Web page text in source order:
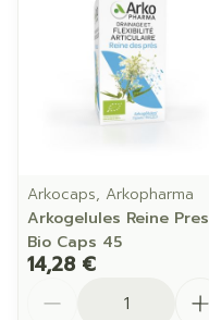
Arkocaps, Arkopharma
Arkogelules Reine Pres
Bio Caps 45
14,28 €